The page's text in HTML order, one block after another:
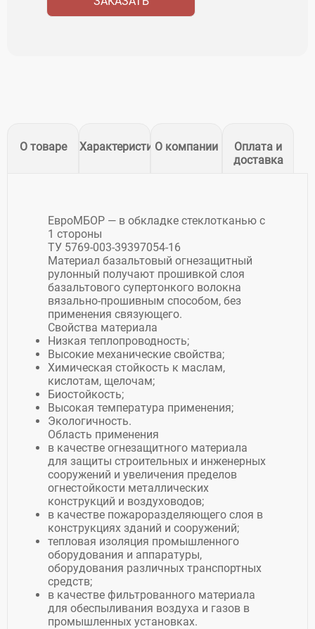
О товаре ХарактеристикиО компании
Оплата и
доставка
ЕвроМБОР — в обкладке стеклотканью с
1 стороны
ТУ 5769-003-39397054-16
Материал базальтовый огнезащитный
рулонный получают прошивкой слоя
базальтового супертонкого волокна
вязально-прошивным способом, без
применения связующего.
Свойства материала
Низкая теплопроводность;
Высокие механические свойства;
Химическая стойкость к маслам,
кислотам, щелочам;
Биостойкость;
Высокая температура применения;
Экологичность.
Область применения
в качестве огнезащитного материала
для защиты строительных и инженерных
сооружений и увеличения пределов
огнестойкости металлических
конструкций и воздуховодов;
в качестве пожароразделяющего слоя в
конструкциях зданий и сооружений;
тепловая изоляция промышленного
оборудования и аппаратуры,
оборудования различных транспортных
средств;
в качестве фильтрованного материала
для обеспыливания воздуха и газов в
промышленных установках.